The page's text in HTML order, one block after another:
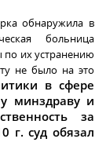
обнаружила в
больница
их устранению
не было на это
в сфере
минздраву и
за
г. суд обязал